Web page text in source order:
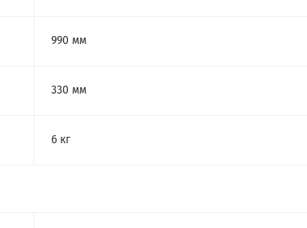
990 мм
330 мм
6 кг